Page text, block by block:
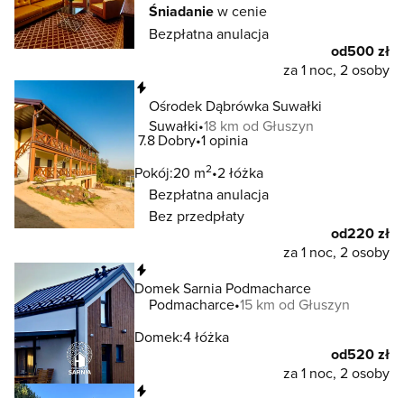
Śniadaniew cenie
Bezpłatna anulacja
od500 zł
za 1 noc, 2 osoby
Ośrodek Dąbrówka Suwałki
Suwałki 18 km od Głuszyn
7.8 Dobry 1 opinia
Pokój:20 m2 2 łóżka
Bezpłatna anulacja
Bez przedpłaty
od220 zł
za 1 noc, 2 osoby
Domek Sarnia Podmacharce
Podmacharce 15 km od Głuszyn
Domek:4 łóżka
od520 zł
za 1 noc, 2 osoby